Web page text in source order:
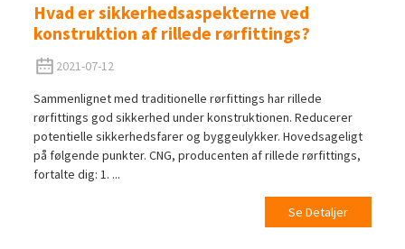
Hvad er sikkerhedsaspekterne ved
konstruktion af rillede rørfittings?
2021-07-12
Sammenlignet med traditionelle rørfittings har rillede
rørfittings god sikkerhed under konstruktionen. Reducerer
potentielle sikkerhedsfarer og byggeulykker. Hovedsageligt
på følgende punkter. CNG, producenten af ​​rillede rørfittings,
fortalte dig: 1. ...
Se Detaljer